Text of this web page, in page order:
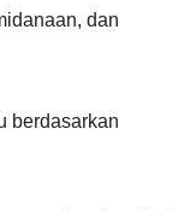
dan
berdasarkan